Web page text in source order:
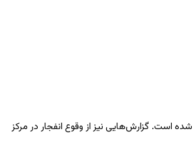
است. گزارش‌هایی نیز از وقوع انفجار در مرکز